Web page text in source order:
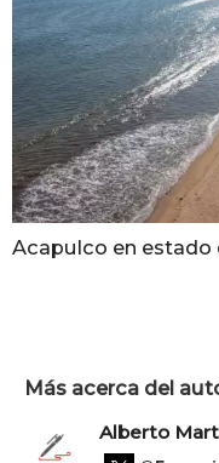
Acapulco en estado
Más acerca del
Alberto